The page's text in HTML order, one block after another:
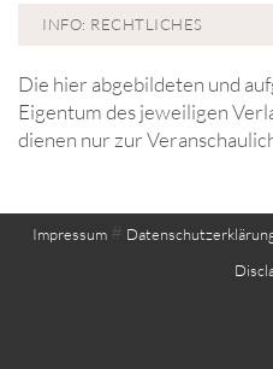
INFO: RECHTLICHES
Die hier abgebildeten und
Eigentum des jeweiligen
dienen nur zur
Impressum #